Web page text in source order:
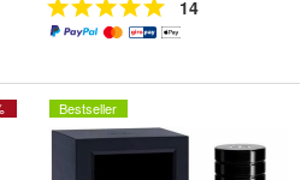
14
Bestseller